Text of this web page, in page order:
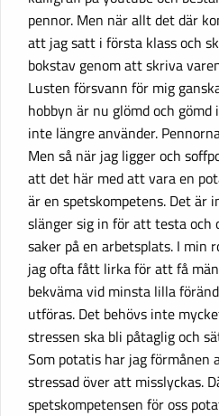
pennor. Men när allt det där
att jag satt i första klass och
bokstav genom att skriva
Lusten försvann för mig
hobbyn är nu glömd och
inte längre använder.
Men så när jag ligger och
att det här med att vara en
är en spetskompetens. Det är
slänger sig in för att testa och
saker på en arbetsplats. I min
jag ofta fått lirka för att få
bekväma vid minsta lilla
utföras. Det behövs inte
stressen ska bli påtaglig och
Som potatis har jag förmånen
stressad över att misslyckas.
spetskompetensen för oss